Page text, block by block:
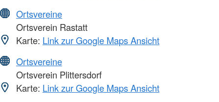
Ortsvereine
Ortsverein Rastatt
Karte: Link zur Google Maps Ansicht
Ortsvereine
Ortsverein Plittersdorf
Karte: Link zur Google Maps Ansicht